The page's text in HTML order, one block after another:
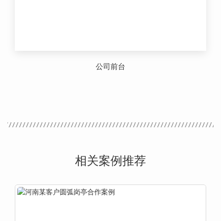
公司前台
相关案例推荐